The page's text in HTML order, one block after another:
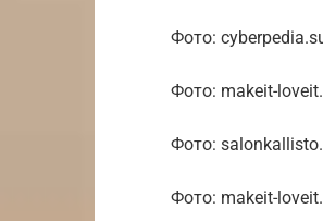
Фото:
Фото: makeit-
Фото:
Фото: makeit-